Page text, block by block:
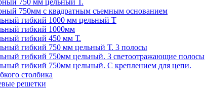
750 мм цельный Т.
750мм с квадратным съемным основанием
гибкий 1000 мм цельный Т
гибкий 1000мм
гибкий 450 мм Т.
гибкий 750 мм цельный Т. 3 полосы
гибкий 750мм цельный. 3 светоотражающие полосы
гибкий 750мм цельный. С креплением для цепи.
столбика
решетки